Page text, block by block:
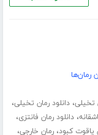
رمان‌ها
تخیلی،دانلود رمان تخیلی،
،دانلود رمان فانتزی،
یاقوت کبود،رمان خارجی،